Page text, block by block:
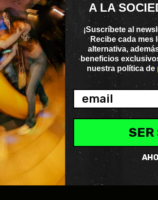
A LA
¡Suscríbete al
Recibe cada mes
alternativa,
beneficios
nuestra política de
SER
VER MÁS